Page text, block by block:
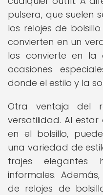
pulsera, que suelen
los relojes de
convierten en un
los convierte en la
ocasiones
donde el estilo y la
Otra ventaja del
versatilidad. Al
en el bolsillo,
una variedad de
trajes elegantes
informales.
de relojes de